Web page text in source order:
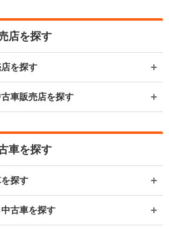
店を探す
を探す
車販売店を探す
車を探す
探す
古車を探す